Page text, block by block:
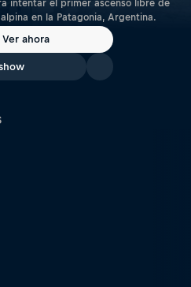
intentar el primer ascenso libre de
en la Patagonia, Argentina.
Ver ahora